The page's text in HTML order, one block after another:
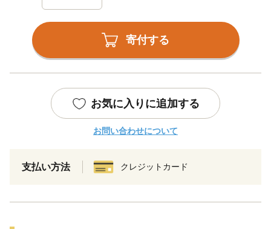
寄付する
お気に入りに追加する
お問い合わせについて
支払い方法 クレジットカード